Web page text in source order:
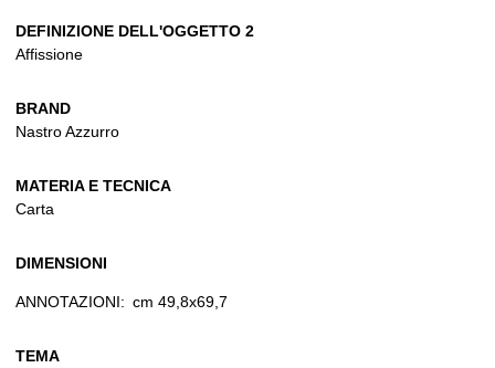
DEFINIZIONE DELL'OGGETTO 2
Affissione
BRAND
Nastro Azzurro
MATERIA E TECNICA
Carta
DIMENSIONI
ANNOTAZIONI: cm 49,8x69,7
TEMA